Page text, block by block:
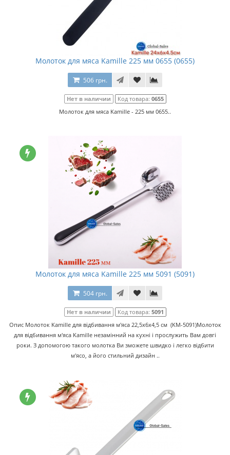
Молоток для мяса Kamille 225 мм 0655 (0655)
506 грн.
Нет в наличии Код товара: 0655
Молоток для мяса Kamille - 225 мм 0655..
Молоток для мяса Kamille 225 мм 5091 (5091)
504 грн.
Нет в наличии Код товара: 5091
Опис Молоток Kamille для відбивання м'яса 22,5х6х4,5 см (KM-5091)Молоток
для відбивання м'яса Kamille незамінний на кухні і прослужить Вам довгі
роки. З допомогою такого молотка Ви зможете швидко і легко відбити
м'ясо, а його стильний дизайн ..